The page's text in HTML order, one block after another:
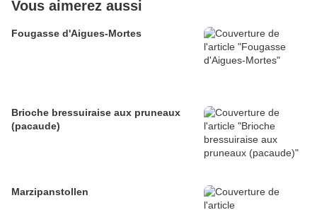
Vous aimerez aussi
Fougasse d'Aigues-Mortes
Brioche bressuiraise aux pruneaux
(pacaude)
Marzipanstollen